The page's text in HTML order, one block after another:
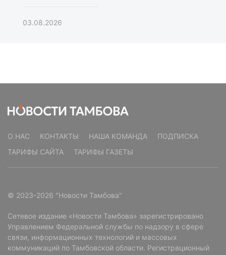
03.08.2026
О НАС КОНТАКТЫ НАША КОМАНДА
ПОДПИСКА
ТАРИФЫ САЙТА
ТАРИФЫ ГАЗЕТЫ
© 2023-2026 "Новости Тамбова"
Сетевое издание «Новости Тамбова» зарегистрировано
Управлением Федеральной службы по надзору в сфере
связи, информационных технологий и массовых
коммуникаций по Тамбовской области. Регистрационный